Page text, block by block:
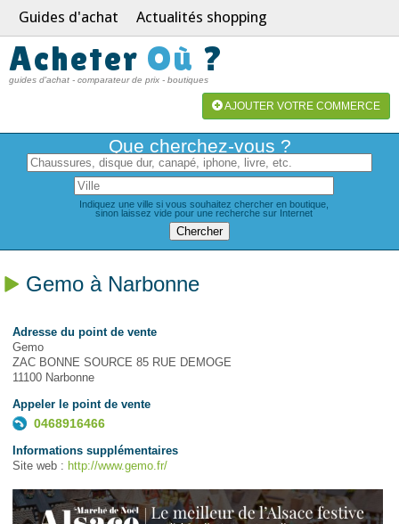
Guides d'achat Actualités shopping
Acheter Où ?
guides d'achat - comparateur de prix - boutiques
AJOUTER VOTRE COMMERCE
Que cherchez-vous ?
Indiquez une ville si vous souhaitez chercher en boutique,
sinon laissez vide pour une recherche sur Internet
Gemo à Narbonne
Adresse du point de vente
Gemo
ZAC BONNE SOURCE 85 RUE DEMOGE
11100 Narbonne
Appeler le point de vente
0468916466
Informations supplémentaires
Site web : http://www.gemo.fr/